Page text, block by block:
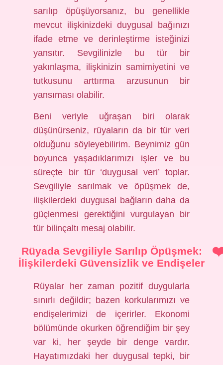
sarılıp öpüşüyorsanız, bu genellikle
mevcut ilişkinizdeki duygusal bağınızı
ifade etme ve derinleştirme isteğinizi
yansıtır. Sevgilinizle bu tür bir
yakınlaşma, ilişkinizin samimiyetini ve
tutkusunu arttırma arzusunun bir
yansıması olabilir.
Beni veriyle uğraşan biri olarak
düşünürseniz, rüyaların da bir tür veri
olduğunu söyleyebilirim. Beynimiz gün
boyunca yaşadıklarımızı işler ve bu
süreçte bir tür ‘duygusal veri’ toplar.
Sevgiliyle sarılmak ve öpüşmek de,
ilişkilerdeki duygusal bağların daha da
güçlenmesi gerektiğini vurgulayan bir
tür bilinçaltı mesaj olabilir.
Rüyada Sevgiliyle Sarılıp Öpüşmek:
İlişkilerdeki Güvensizlik ve Endişeler
Rüyalar her zaman pozitif duygularla
sınırlı değildir; bazen korkularımızı ve
endişelerimizi de içerirler. Ekonomi
bölümünde okurken öğrendiğim bir şey
var ki, her şeyde bir denge vardır.
Hayatımızdaki her duygusal tepki, bir